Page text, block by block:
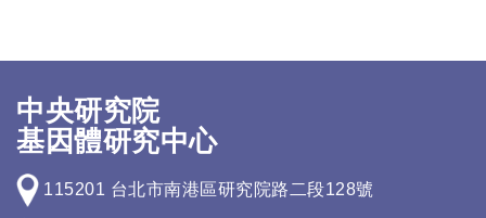
中央研究院
基因體研究中心
115201 台北市南港區研究院路二段128號